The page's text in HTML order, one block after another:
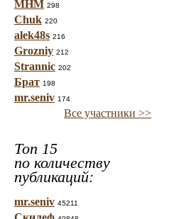
МНМ 298
Chuk 220
alek48s 216
Grozniy 212
Strannic 202
Брат 198
mr.seniv 174
Все участники >>
Топ 15
по количеству
публикаций:
mr.seniv 45211